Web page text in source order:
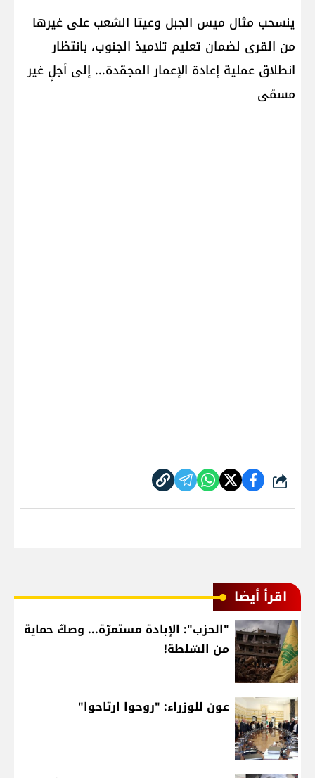
ينسحب مثال ميس الجبل وعيتا الشعب على غيرها
من القرى لضمان تعليم تلاميذ الجنوب، بانتظار
انطلاق عملية إعادة الإعمار المجمّدة... إلى أجلٍ غير
مسمّى
شارك
اقرأ أيضا
"الحزب": الإبادة مستمرّة... وصكّ حماية
من السّلطة!
عون للوزراء: "روحوا ارتاحوا"